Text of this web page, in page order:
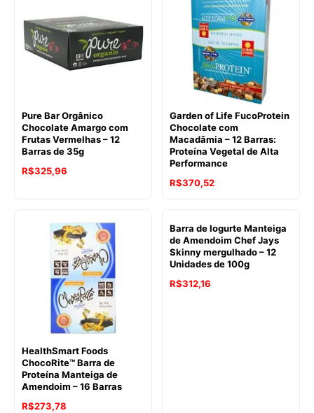
Pure Bar Orgânico
Chocolate Amargo com
Frutas Vermelhas – 12
Barras de 35g
R$325,96
Garden of Life FucoProtein
Chocolate com
Macadâmia – 12 Barras:
Proteína Vegetal de Alta
Performance
R$370,52
HealthSmart Foods
ChocoRite™ Barra de
Proteína Manteiga de
Amendoim – 16 Barras
R$273,78
Barra de Iogurte Manteiga
de Amendoim Chef Jays
Skinny mergulhado – 12
Unidades de 100g
R$312,16